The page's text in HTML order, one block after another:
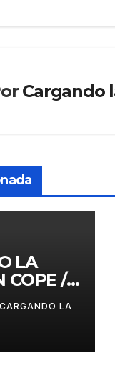
Cargando
LA
COPE /
2026
CARGANDO LA